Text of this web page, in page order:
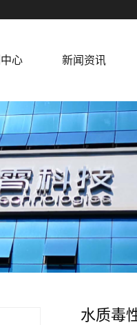
心
户
新闻资讯
公司新闻
行业新闻
常见问题
水质毒